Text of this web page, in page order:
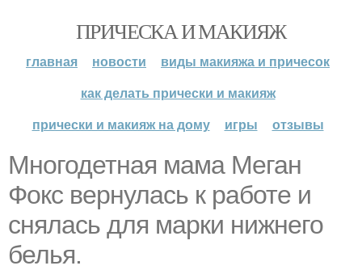
ПРИЧЕСКА И МАКИЯЖ
главная новости
виды макияжа и причесок
как делать прически и макияж
прически и макияж на дому
игры отзывы
Многодетная мама Меган
Фокс вернулась к работе и
снялась для марки нижнего
белья.